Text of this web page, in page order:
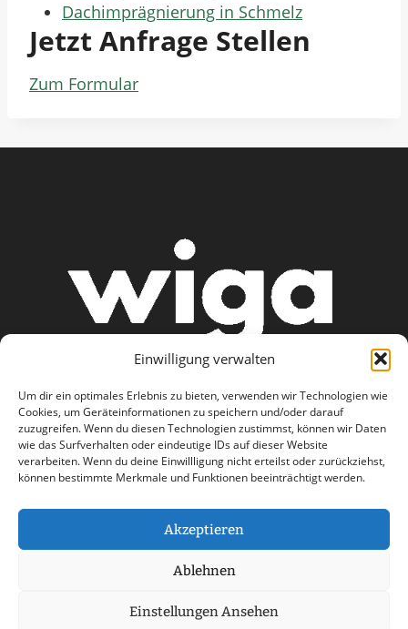
Einwilligung verwalten
Um dir ein optimales Erlebnis zu bieten, verwenden wir Technologien wie
Cookies, um Geräteinformationen zu speichern und/oder darauf
zuzugreifen. Wenn du diesen Technologien zustimmst, können wir Daten
wie das Surfverhalten oder eindeutige IDs auf dieser Website
verarbeiten. Wenn du deine Einwillligung nicht erteilst oder zurückziehst,
können bestimmte Merkmale und Funktionen beeinträchtigt werden.
Akzeptieren
Ablehnen
Einstellungen Ansehen
Dachimprägnierung in Schmelz
Jetzt Anfrage Stellen
Zum Formular
AGB
Datenschutzerklärung
Haftungsausschluss
Impressum
Kontakt
© 2026 wiga care - a part of Stemweder Service